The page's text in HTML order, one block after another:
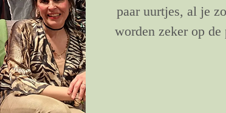
paar uurtjes, al je
worden zeker op